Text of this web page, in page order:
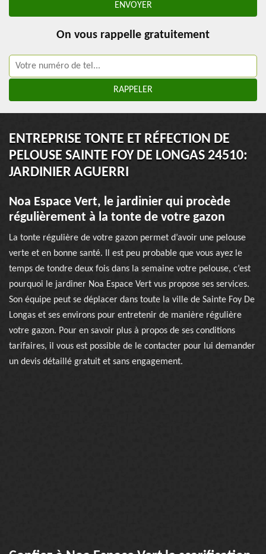
On vous rappelle gratuitement
ENTREPRISE TONTE ET RÉFECTION DE
PELOUSE SAINTE FOY DE LONGAS 24510:
JARDINIER AGUERRI
Noa Espace Vert, le jardinier qui procède
régulièrement à la tonte de votre gazon
La tonte régulière de votre gazon permet d’avoir une pelouse
verte et en bonne santé. Il est peu probable que vous ayez le
temps de tondre deux fois dans la semaine votre pelouse, c’est
pourquoi le jardiner Noa Espace Vert vus propose ses services.
Son équipe peut se déplacer dans toute la ville de Sainte Foy De
Longas et ses environs pour entretenir de manière régulière
votre gazon. Pour en savoir plus à propos de ses conditions
tarifaires, il vous est possible de le contacter pour lui demander
un devis détaillé gratuit et sans engagement.